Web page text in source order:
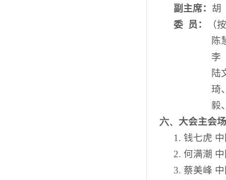
副主席： 胡
委
员：
（
陈
李
陆
琦
毅
六、 大会主会
1. 钱七虎
2. 何满潮
3. 蔡美峰